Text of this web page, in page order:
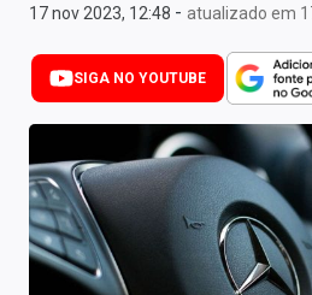
Últimas Notícias
Newsletters
Cotações
Comprar ou vender?
Carteiras Recomendadas
Central de Dividendos
17 nov 2023, 12:48 - atualizado em
SIGA NO YOUTUBE